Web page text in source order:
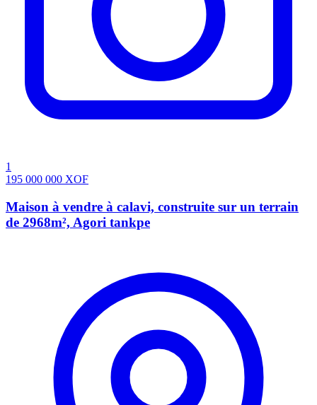
1
195 000 000 XOF
Maison à vendre à calavi, construite sur un terrain
de 2968m², Agori tankpe